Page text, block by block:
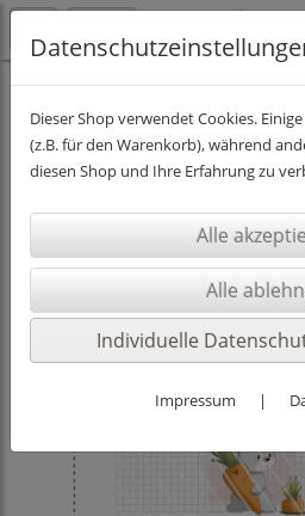
PRINT Dateien
Dieser Shop verwendet Cookies.
(z.B. für den Warenkorb), während
diesen Shop und Ihre Erfahrung zu
Individuelle
Impressum |